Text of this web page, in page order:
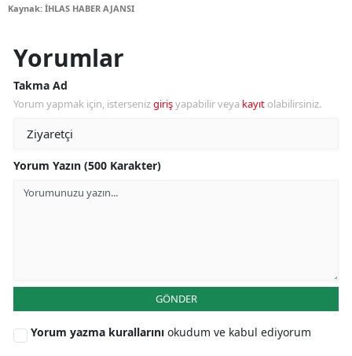
Kaynak: İHLAS HABER AJANSI
Yorumlar
Takma Ad
Yorum yapmak için, istersenizgirişyapabilir veya kayıt olabilirsiniz.
Yorum Yazın (500 Karakter)
GÖNDER
Yorum yazma kurallarını okudum ve kabul ediyorum